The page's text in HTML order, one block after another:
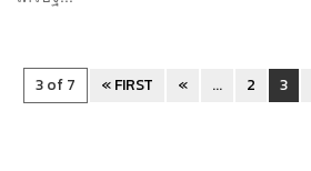
3 of 7 « FIRST « ... 2 3